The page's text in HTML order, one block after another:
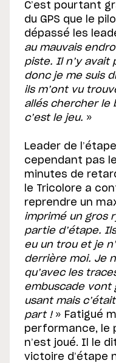
C’est pourtant
du GPS que le
dépassé les
au mauvais
piste. Il n’y avait
donc je me suis
ils m’ont vu
allés chercher le
c’est le jeu. »
Leader de
cependant pas
minutes de
le Tricolore a
reprendre un
imprimé un gros
partie d’étape.
eu un trou et je
derrière moi. Je
qu’avec les
embuscade vont
usant mais
part !» Fatigué
performance, le
n’est joué. Il le
victoire d’étape